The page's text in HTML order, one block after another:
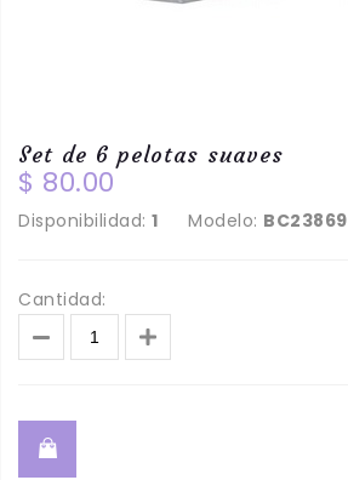
Set de 6 pelotas suaves
$ 80.00
Disponibilidad: 1 Modelo: BC23869
Cantidad: